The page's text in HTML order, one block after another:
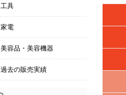
工具
家電
美容品・美容機器
過去の販売実績